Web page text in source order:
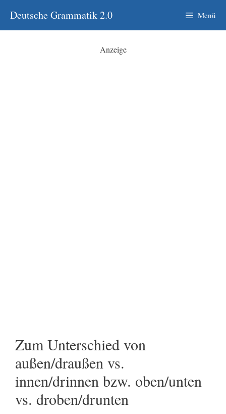
Inhalt
springen
Deutsche Grammatik 2.0 Menü
Anzeige
Zum Unterschied von
außen/draußen vs.
innen/drinnen bzw. oben/unten
vs. droben/drunten